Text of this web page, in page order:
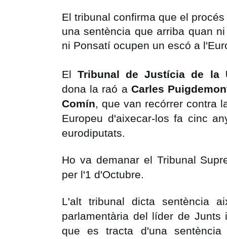
El tribunal confirma que el
una sentència que arriba quan
ni Ponsatí ocupen un escó a
El Tribunal de Justícia de la
dona la raó a Carles
Comín, que van recórrer contra
Europeu d'aixecar-los fa cinc
eurodiputats.
Ho va demanar el Tribunal
per l'1 d'Octubre.
L'alt tribunal dicta sentència
parlamentària del líder de
que es tracta d'una sentència